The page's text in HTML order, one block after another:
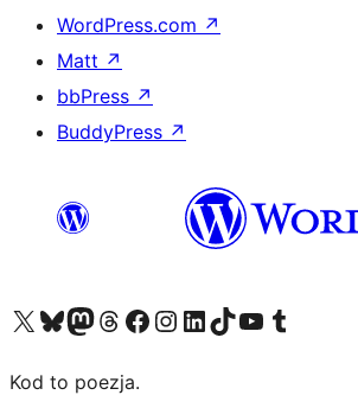
WordPress.com ↗
Matt ↗
bbPress ↗
BuddyPress ↗
Odwiedź nasze konto X (dawniej Twitter)
Odwiedź nasze konto Bluesky
Odwiedź nasze konto na Mastodoncie
Odwiedź naszego Threadsa
Odwiedź naszego Facebooka
Odwiedź nasze konto na Instagramie
Odwiedź nasze konto na LinkedIn
Odwiedź naszego TikToka
Odwiedź nasz kanał YouTube
Odwiedź naszego Tumblra
Kod to poezja.